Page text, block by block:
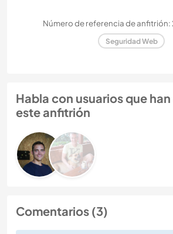
Número de referencia de anfitrión:
Seguridad Web
Habla con usuarios que
este anfitrión
Comentarios (3)